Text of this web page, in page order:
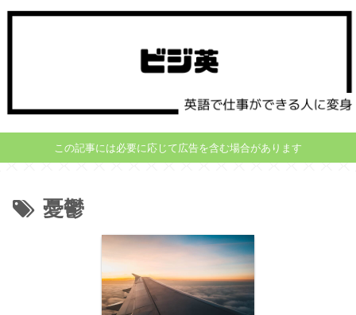
この記事には必要に応じて広告を含む場合があります
憂鬱